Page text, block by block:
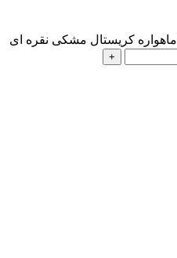
کلید و پریز آسیا | پریز آنتن sat ماهواره کریستال مشکی نقره ای